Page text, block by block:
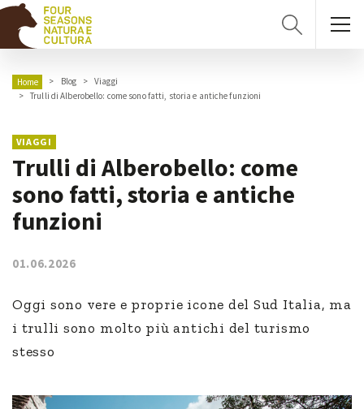
Home Blog
Viaggi
Trulli di Alberobello: come sono fatti, storia e antiche funzioni
VIAGGI
Trulli di Alberobello: come
sono fatti, storia e antiche
funzioni
01.06.2026
Oggi sono vere e proprie icone del Sud Italia, ma
i trulli sono molto più antichi del turismo
stesso